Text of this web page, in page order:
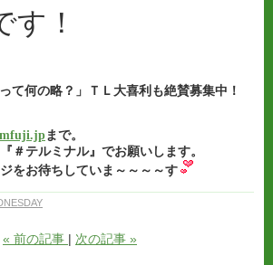
す！
て何の略？」ＴＬ大喜利も絶賛募集中！
まで。
＃テルミナル』でお願いします。
をお待ちしていま～～～～す
« 前の記事 次の記事 »